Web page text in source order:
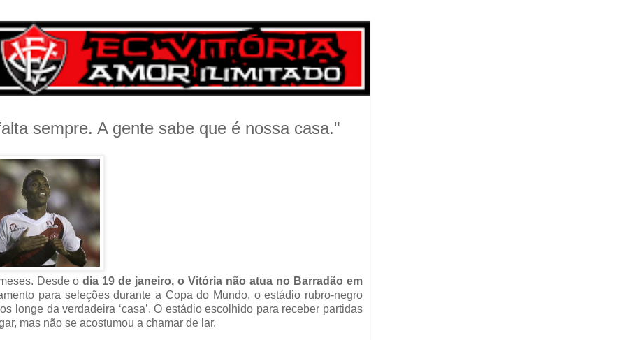
sempre. A gente sabe que é nossa casa."
Desde odia 19 de janeiro, o Vitória não atua no Barradão em
para seleções durante a Copa do Mundo, o estádio rubro-negro
longe da verdadeira ‘casa’. O estádio escolhido para receber partidas
mas não se acostumou a chamar de lar.